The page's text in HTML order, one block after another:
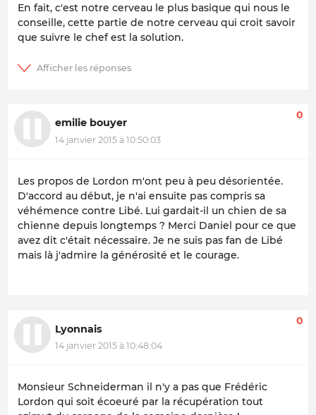
En fait, c'est notre cerveau le plus basique qui nous le
conseille, cette partie de notre cerveau qui croit savoir
que suivre le chef est la solution.
emilie bouyer
14 janvier 2015 à 10:50:03
0
Les propos de Lordon m'ont peu à peu désorientée.
D'accord au début, je n'ai ensuite pas compris sa
véhémence contre Libé. Lui gardait-il un chien de sa
chienne depuis longtemps ? Merci Daniel pour ce que
avez dit c'était nécessaire. Je ne suis pas fan de Libé
mais là j'admire la générosité et le courage.
Lyonnais
14 janvier 2015 à 10:48:04
0
Monsieur Schneiderman il n'y a pas que Frédéric
Lordon qui soit écoeuré par la récupération tout